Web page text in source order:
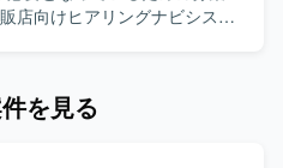
円滑にコミュニケーションを
を見る